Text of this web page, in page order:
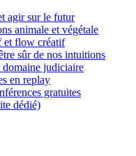
agir sur le futur
animale et végétale
et flow créatif
sûr de nos intuitions
judiciaire
en replay
gratuites
dédié)